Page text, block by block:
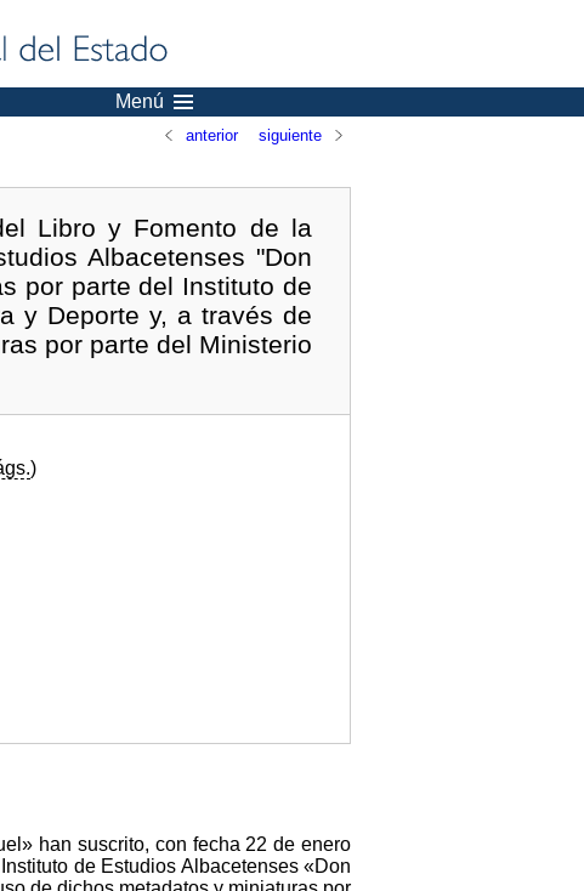
Menú
anterior siguiente
Libro y Fomento de la
Albacetenses "Don
por parte del Instituto de
y Deporte y, a través de
por parte del Ministerio
)
han suscrito, con fecha 22 de enero
de Estudios Albacetenses «Don